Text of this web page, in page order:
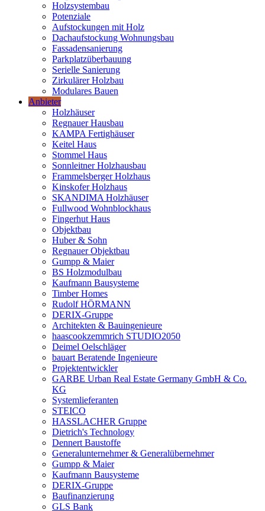
Holzsystembau
Potenziale
Aufstockungen mit Holz
Dachaufstockung Wohnungsbau
Fassadensanierung
Parkplatzüberbauung
Serielle Sanierung
Zirkulärer Holzbau
Modulares Bauen
Anbieter
Holzhäuser
Regnauer Hausbau
KAMPA Fertighäuser
Keitel Haus
Stommel Haus
Sonnleitner Holzhausbau
Frammelsberger Holzhaus
Kinskofer Holzhaus
SKANDIMA Holzhäuser
Fullwood Wohnblockhaus
Fingerhut Haus
Objektbau
Huber & Sohn
Regnauer Objektbau
Gumpp & Maier
BS Holzmodulbau
Kaufmann Bausysteme
Timber Homes
Rudolf HÖRMANN
DERIX-Gruppe
Architekten & Bauingenieure
haascookzemmrich STUDIO2050
Deimel Oelschläger
bauart Beratende Ingenieure
Projektentwickler
GARBE Urban Real Estate Germany GmbH & Co.
KG
Systemlieferanten
STEICO
HASSLACHER Gruppe
Dietrich's Technology
Dennert Baustoffe
Generalunternehmer & Generalübernehmer
Gumpp & Maier
Kaufmann Bausysteme
DERIX-Gruppe
Baufinanzierung
GLS Bank